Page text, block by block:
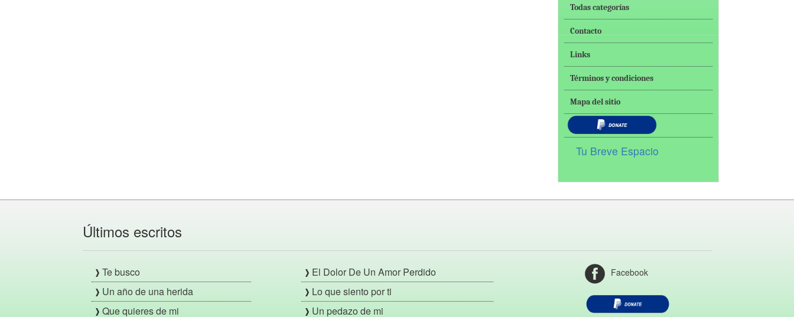
Todas categorías
Contacto
Links
Términos y condiciones
Mapa del sitio
Tu Breve Espacio
Últimos escritos
Te busco
Un año de una herida
Que quieres de mi
El Dolor De Un Amor Perdido
Lo que siento por ti
Un pedazo de mi
Facebook